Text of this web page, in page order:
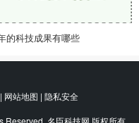
的科技成果有哪些
网站地图 | 隐私安全
名臣科技网 版权所有